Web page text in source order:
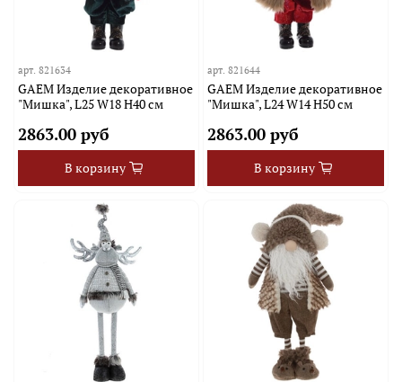
арт.821634
GAEM Изделие декоративное
"Мишка", L25 W18 H40 см
2863.00 руб
В корзину
арт. 821644
GAEM Изделие декоративное
"Мишка", L24 W14 H50 см
2863.00 руб
В корзину